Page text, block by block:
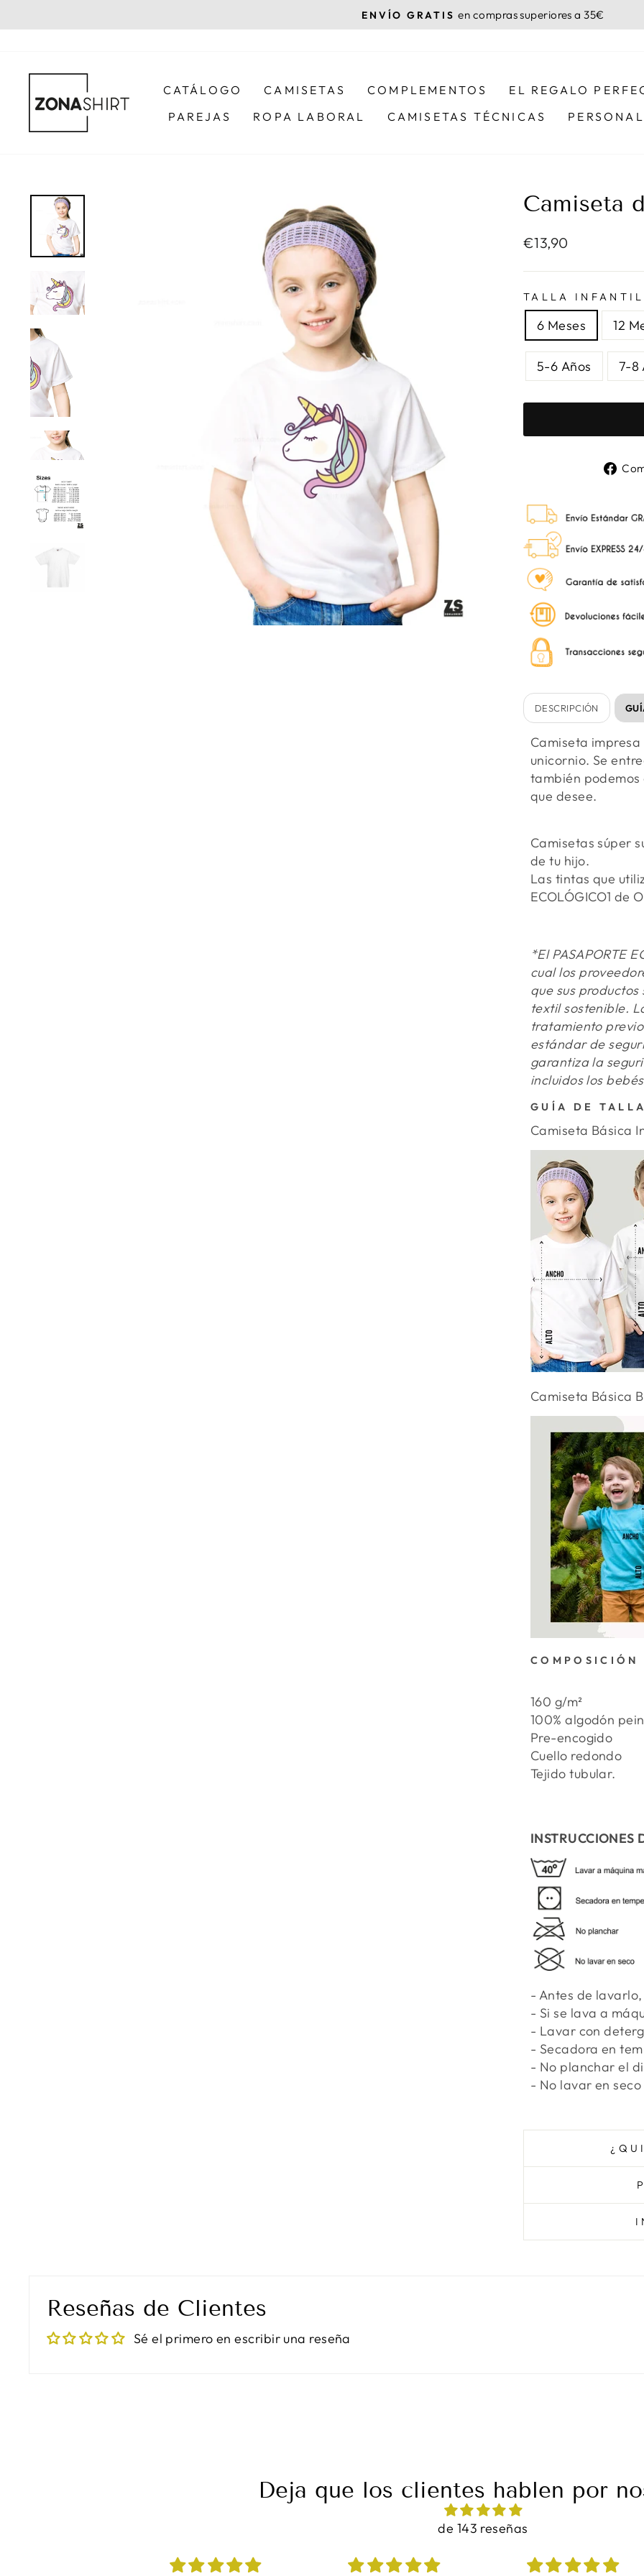
directamente
diapositivas
ENVÍO GRATIS en compras superiores a 35€
CATÁLOGO CAMISETAS COMPLEMENTOS
EL REGALO
PAREJAS
ROPA LABORAL CAMISETAS TÉCNICAS
Camiseta
Precio
€13,90
TALLA INFANTIL
6 Meses 12
5-6 Años 7-8
DESCRIPCIÓN
Camiseta
unicornio. Se
también
que desee.
Camisetas súper
de tu hijo.
Las tintas que
ECOLÓGICO1 de
*El PASAPORTE
cual los
que sus
textil sostenible.
tratamiento
estándar de
garantiza la
incluidos los
GUÍA DE
Camiseta Básica
Camiseta Básica
160 g/m²
100% algodón
Pre-encogido
Cuello redondo
Tejido tubular.
INSTRUCCIONES
- Antes de
- Si se lava a
- Lavar con
- Secadora en
- No planchar el
- No lavar en seco
Reseñas de Clientes
Sé el primero en escribir una reseña
Deja que los clientes hablen por
de 143 reseñas